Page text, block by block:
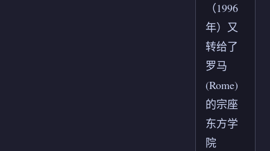
（1996
年）又
转给了
罗马
(Rome)
的宗座
东方学
院